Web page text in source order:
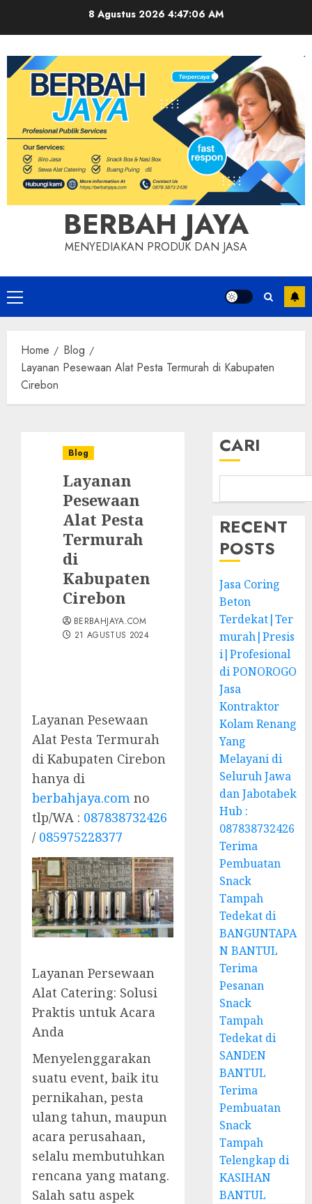
8 Agustus 20264:47:07 AM
BERBAH JAYA
MENYEDIAKAN PRODUK DAN JASA
Primary
Menu
Home
Blog
Layanan Pesewaan Alat Pesta Termurah di Kabupaten
Cirebon
Blog
Layanan
Pesewaan
Alat Pesta
Termurah
di
Kabupaten
Cirebon
BERBAHJAYA.COM
21 AGUSTUS 2024
Layanan Pesewaan
Alat Pesta Termurah
di Kabupaten Cirebon
hanya di
berbahjaya.com no
tlp/WA : 087838732426
/ 085975228377
Layanan Persewaan
Alat Catering: Solusi
Praktis untuk Acara
Anda
Menyelenggarakan
suatu event, baik itu
pernikahan, pesta
ulang tahun, maupun
acara perusahaan,
selalu membutuhkan
rencana yang matang.
Salah satu aspek
CARI
RECENT
POSTS
Jasa Coring
Beton
Terdekat|Ter
murah|Presis
i|Profesional
di PONOROGO
Jasa
Kontraktor
Kolam Renang
Yang
Melayani di
Seluruh Jawa
dan Jabotabek
Hub :
087838732426
Terima
Pembuatan
Snack
Tampah
Tedekat di
BANGUNTAPA
N BANTUL
Terima
Pesanan
Snack
Tampah
Tedekat di
SANDEN
BANTUL
Terima
Pembuatan
Snack
Tampah
Telengkap di
KASIHAN
BANTUL